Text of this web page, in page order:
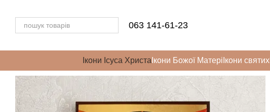
063 141-61-23
Ікони Ісуса Христа Ікони Божої Матері Ікони святих